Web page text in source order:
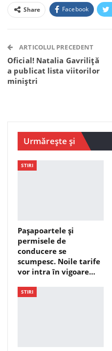
Share Facebook
Telegram WhatsApp
ARTICOLUL PRECEDENT
Oficial! Natalia Gavriliță
a publicat lista viitorilor
miniștri
Urmărește și
STIRI
Pașapoartele și
permisele de
conducere se
scumpesc. Noile tarife
vor intra în vigoare…
STIRI